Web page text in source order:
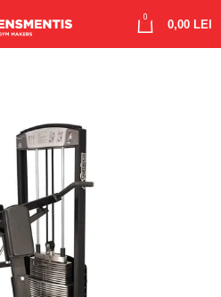
0
0,00 LEI